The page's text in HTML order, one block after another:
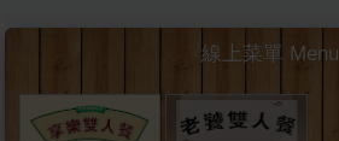
線上菜單 Menu